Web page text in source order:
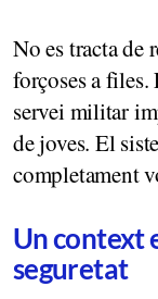
No es tracta de
forçoses a files.
servei militar
de joves. El
completament
Un context
seguretat